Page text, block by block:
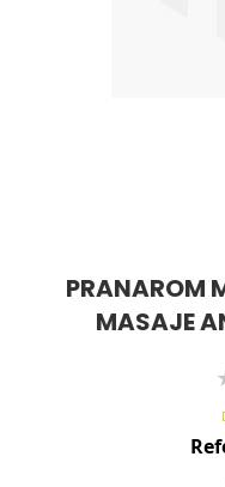
PRANAROM
MASAJE